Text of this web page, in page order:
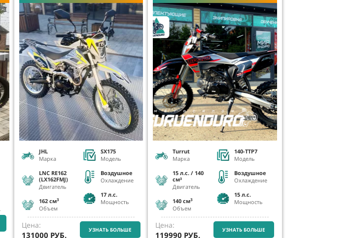
JHL
Марка
LNC RE162
(LX162FMJ)
Двигатель
162 см3
Объем
SX175
Модель
Воздушное
Охлаждение
17л.с.
Мощность
Цена:
131000 РУБ.
УЗНАТЬ БОЛЬШЕ
Turrut
Марка
15 л.с. / 140
см³
Двигатель
140 см3
Объем
140-TTP7
Модель
Воздушное
Охлаждение
15 л.с.
Мощность
Цена:
119990 РУБ.
УЗНАТЬ БОЛЬШЕ